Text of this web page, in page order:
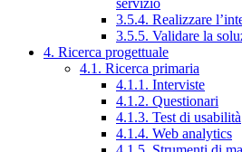
3.5.4. Realizzare
3.5.5. Validare la
4. Ricerca progettuale
4.1. Ricerca primaria
4.1.1. Interviste
4.1.2. Questionari
4.1.3. Test di usabilità
4.1.4. Web analytics